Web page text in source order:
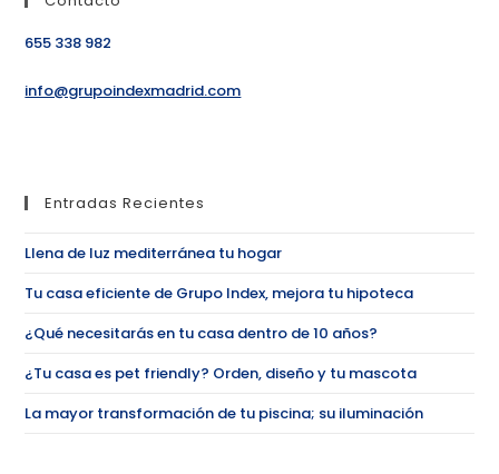
655 338 982
info@grupoindexmadrid.com
Entradas Recientes
Llena de luz mediterránea tu hogar
Tu casa eficiente de Grupo Index, mejora tu hipoteca
¿Qué necesitarás en tu casa dentro de 10 años?
¿Tu casa es pet friendly? Orden, diseño y tu mascota
La mayor transformación de tu piscina; su iluminación